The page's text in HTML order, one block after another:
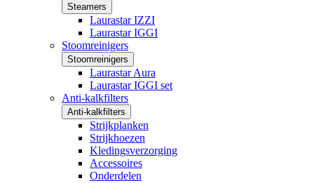
Steamers
Laurastar IZZI
Laurastar IGGI
Stoomreinigers
Stoomreinigers
Laurastar Aura
Laurastar IGGI set
Anti-kalkfilters
Anti-kalkfilters
Strijkplanken
Strijkhoezen
Kledingsverzorging
Accessoires
Onderdelen